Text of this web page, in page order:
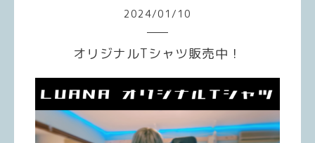
2024/01 / 10
オリジナルTシャツ販売中！